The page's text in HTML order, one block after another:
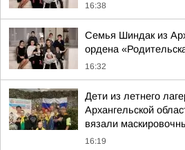
16:38
Семья Шиндак из
ордена
16:32
Дети из летнего
Архангельской
вязали
16:19